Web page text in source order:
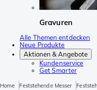
Gravuren
Alle Themen entdecken
Neue Produkte
Aktionen & Angebote
Kundenservice
Get Smarter
Home Feststehende Messer